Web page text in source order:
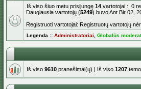
Iš viso šiuo metu prisijungę 14 vartotojai :: 0
Daugiausia vartotojų (5249) buvo Ant Bir 02,
Registruoti vartotojai: Registruotų vartotojų
Legenda :: Administratoriai Globalūs
Iš viso 9610 pranešimai(ų) | Iš viso 1207